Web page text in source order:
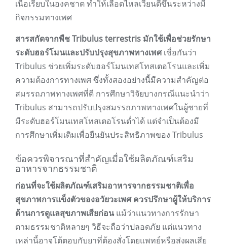
เนื้อเรียบในองคชาต ทำให้เลือดไหลเวียนดีขึ้นระหว่างมี
กิจกรรมทางเพศ
สารสกัดจากพืช Tribulus terrestris มักใช้เพื่อช่วยรักษา
ระดับฮอร์โมนและปรับปรุงสุขภาพทางเพศเชื่อกันว่า
Tribulus ช่วยเพิ่มระดับฮอร์โมนเทสโทสเตอโรนและเพิ่ม
ความต้องการทางเพศ ซึ่งทั้งสองอย่างนี้มีความสำคัญต่อ
สมรรถภาพทางเพศที่ดี การศึกษาวิจัยบางกรณีแนะนำว่า
Tribulus สามารถปรับปรุงสมรรถภาพทางเพศในผู้ชายที่
มีระดับฮอร์โมนเทสโทสเตอโรนต่ำได้ แต่จำเป็นต้องมี
การศึกษาเพิ่มเติมเพื่อยืนยันประสิทธิภาพของ Tribulus
ข้อควรพิจารณาที่สำคัญเมื่อใช้ผลิตภัณฑ์เสริม
อาหารจากธรรมชาติ
ก่อนที่จะใช้ผลิตภัณฑ์เสริมอาหารจากธรรมชาติเพื่อ
สุขภาพการแข็งตัวของอวัยวะเพศ ควรปรึกษาผู้ให้บริการ
ด้านการดูแลสุขภาพเสียก่อนแม้ว่าแนวทางการรักษา
ตามธรรมชาติหลายๆ วิธีจะถือว่าปลอดภัย แต่แนวทาง
เหล่านี้อาจโต้ตอบกับยาที่ต้องสั่งโดยแพทย์หรือส่งผลเสีย